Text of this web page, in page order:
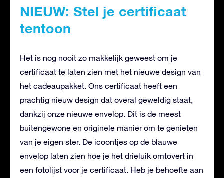
NIEUW: Stel je certificaat
tentoon
Het is nog nooit zo makkelijk geweest om je
certificaat te laten zien met het nieuwe design van
het cadeaupakket. Ons certificaat heeft een
prachtig nieuw design dat overal geweldig staat,
dankzij onze nieuwe envelop. Dit is de meest
buitengewone en originele manier om te genieten
van je eigen ster. De icoontjes op de blauwe
envelop laten zien hoe je het drieluik omtovert in
een fotolijst voor je certificaat. Heb je behoefte aan